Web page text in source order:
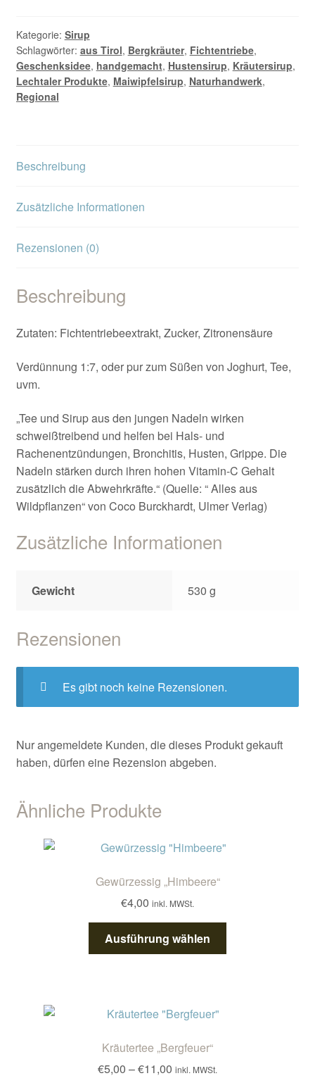
Kategorie: Sirup
Schlagwörter: aus Tirol, Bergkräuter, Fichtentriebe,
Geschenksidee, handgemacht, Hustensirup, Kräutersirup,
Lechtaler Produkte, Maiwipfelsirup, Naturhandwerk,
Regional
Beschreibung
Zusätzliche Informationen
Rezensionen (0)
Beschreibung
Zutaten: Fichtentriebeextrakt, Zucker, Zitronensäure
Verdünnung 1:7, oder pur zum Süßen von Joghurt, Tee,
uvm.
„Tee und Sirup aus den jungen Nadeln wirken
schweißtreibend und helfen bei Hals- und
Rachenentzündungen, Bronchitis, Husten, Grippe. Die
Nadeln stärken durch ihren hohen Vitamin-C Gehalt
zusätzlich die Abwehrkräfte.“ (Quelle: “ Alles aus
Wildpflanzen“ von Coco Burckhardt, Ulmer Verlag)
Zusätzliche Informationen
Gewicht 530 g
Rezensionen
Es gibt noch keine Rezensionen.
Nur angemeldete Kunden, die dieses Produkt gekauft
haben, dürfen eine Rezension abgeben.
Ähnliche Produkte
Gewürzessig „Himbeere“
€4,00 inkl. MWSt.
Ausführung wählen
Kräutertee „Bergfeuer“
€5,00 –€11,00 Preisspanne:
inkl. MWSt.